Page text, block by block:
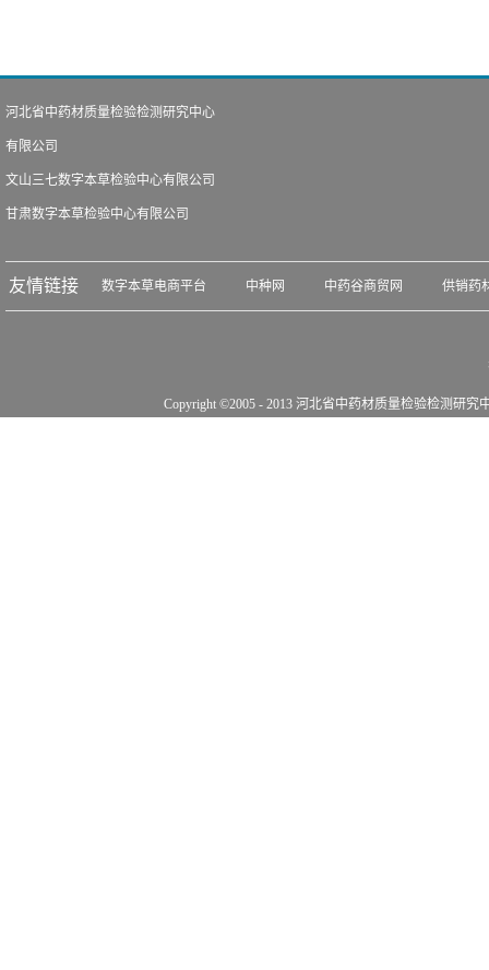
河北省中药材质量检验检测研究中心
有限公司
文山三七数字本草检验中心有限公司
甘肃数字本草检验中心有限公司
友情链接 数字本草电商平台 中种网 中药谷商贸网 供销药
Copyright ©2005 - 2013 河北省中药材质量检验检测研究